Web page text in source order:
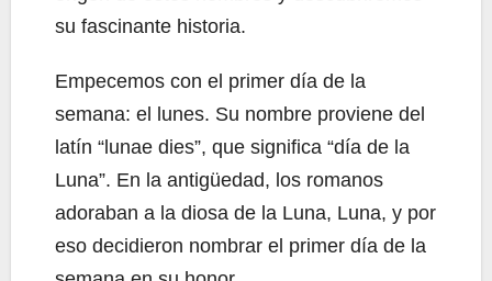
su fascinante historia.
Empecemos con el primer día de la
semana: el lunes. Su nombre proviene del
latín “lunae dies”, que significa “día de la
Luna”. En la antigüedad, los romanos
adoraban a la diosa de la Luna, Luna, y por
eso decidieron nombrar el primer día de la